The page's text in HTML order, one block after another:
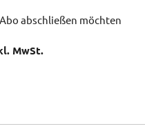
abschließen möchten
MwSt.